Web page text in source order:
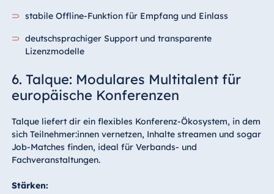
stabile Offline-Funktion für Empfang und Einlass
deutschsprachiger Support und transparente
Lizenzmodelle
6. Talque: Modulares Multitalent für
europäische Konferenzen
Talque liefert dir ein flexibles Konferenz-Ökosystem, in dem
sich Teilnehmer:innen vernetzen, Inhalte streamen und sogar
Job-Matches finden, ideal für Verbands- und
Fachveranstaltungen.
Stärken: